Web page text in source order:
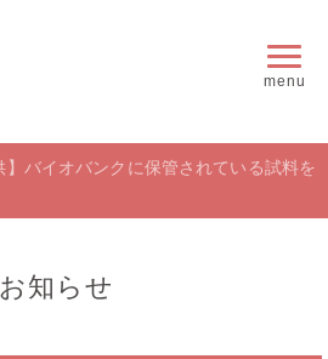
menu
】バイオバンクに保管されている試料を
お知らせ